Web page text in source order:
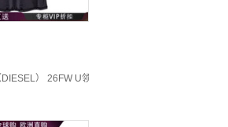
色A221620EFAB 20 | 44
） 26FW U领连衣裙 女士 图色A234090PKAT